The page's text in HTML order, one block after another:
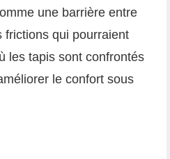
une barrière entre
frictions qui pourraient
les tapis sont confrontés
le confort sous